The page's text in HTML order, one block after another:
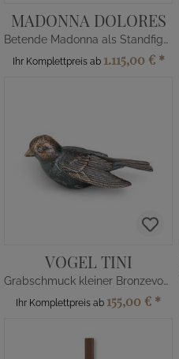
MADONNA DOLORES
Betende Madonna als Standfigur
Ihr Komplettpreis ab 1.115,00 € *
VOGEL TINI
Grabschmuck kleiner Bronzevogel
Ihr Komplettpreis ab 155,00 € *